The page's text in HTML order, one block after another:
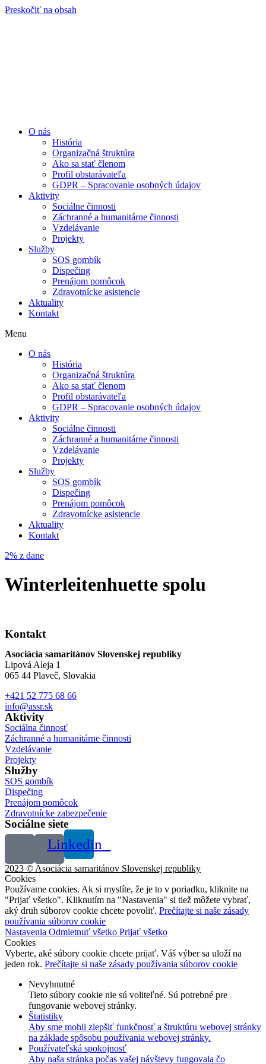
Preskočiť na obsah
O nás
História
Organizačná štruktúra
Ako sa stať členom
Profil obstarávateľa
GDPR – Spracovanie osobných údajov
Aktivity
Sociálne činnosti
Záchranné a humanitárne činnosti
Vzdelávanie
Projekty
Služby
SOS gombík
Dispečing
Prenájom pomôcok
Zdravotnícke asistencie
Aktuality
Kontakt
Menu
O nás
História
Organizačná štruktúra
Ako sa stať členom
Profil obstarávateľa
GDPR – Spracovanie osobných údajov
Aktivity
Sociálne činnosti
Záchranné a humanitárne činnosti
Vzdelávanie
Projekty
Služby
SOS gombík
Dispečing
Prenájom pomôcok
Zdravotnícke asistencie
Aktuality
Kontakt
2% z dane
Winterleitenhuette spolu
Kontakt
Asociácia samaritánov Slovenskej republiky
Lipová Aleja 1
065 44 Plaveč, Slovakia
+421 52 775 68 66
info@assr.sk
Aktivity
Sociálna činnosť
Záchranné a humanitárne činnosti
Vzdelávanie
Projekty
Služby
SOS gombík
Dispečing
Prenájom pomôcok
Zdravotnícke zabezpečenie
Sociálne siete
Linkedin
2023 © Asociácia samaritánov Slovenskej republiky
Cookies
Používame cookies. Ak si myslíte, že je to v poriadku, kliknite na
"Prijať všetko". Kliknutím na "Nastavenia" si tiež môžete vybrať,
aký druh súborov cookie chcete povoliť. Prečítajte si naše zásady
používania súborov cookie
Nastavenia Odmietnuť všetko Prijať všetko
Cookies
Vyberte, aké súbory cookie chcete prijať. Váš výber sa uloží na
jeden rok. Prečítajte si naše zásady používania súborov cookie
Nevyhnutné
Tieto súbory cookie nie sú voliteľné. Sú potrebné pre
fungovanie webovej stránky.
Štatistiky
Aby sme mohli zlepšiť funkčnosť a štruktúru webovej stránky
na základe spôsobu používania webovej stránky.
Používateľská spokojnosť
Aby naša stránka počas vašej návštevy fungovala čo